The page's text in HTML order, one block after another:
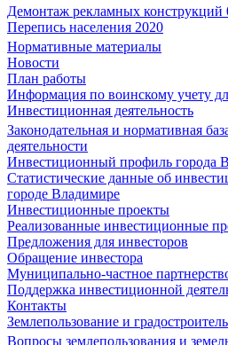
Демонтаж рекламных конструкций
Перепись населения 2020
Нормативные материалы
Новости
План работы
Информация по воинскому учету
Инвестиционная деятельность
Законодательная и нормативная
деятельности
Инвестиционный профиль города
Статистические данные об
городе Владимире
Инвестиционные проекты
Реализованные инвестиционные
Предложения для инвесторов
Обращение инвестора
Муниципально-частное
Поддержка инвестиционной
Контакты
Землепользование и
Вопросы землепользования и